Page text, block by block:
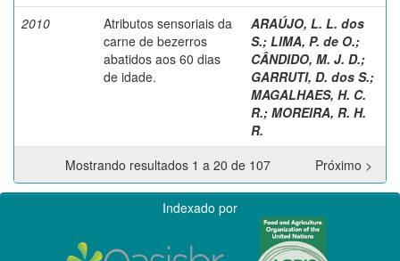
2010
Atributos sensoriais da
carne de bezerros
abatidos aos 60 dias
de idade.
ARAÚJO, L. L. dos
S.; LIMA, P. de O.;
CÂNDIDO, M. J. D.;
GARRUTI, D. dos S.;
MAGALHAES, H. C.
R.; MOREIRA, R. H.
R.
Mostrando resultados 1 a 20 de 107
Próximo >
Indexado por